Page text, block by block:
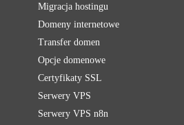
Migracja hostingu
Domeny internetowe
Transfer domen
Opcje domenowe
Certyfikaty SSL
Serwery VPS
Serwery VPS n8n